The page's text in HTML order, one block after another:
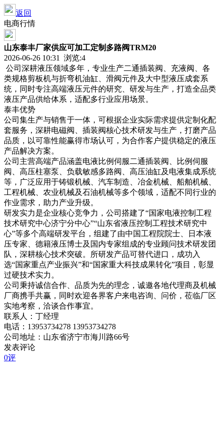
返回
电商行情
山东泰丰厂家供应可加工定制多路阀TRM20
2026-06-26 10:31 浏览:4
公司深耕液压领域多年，专业生产二通插装阀、充液阀、各
类规格剪板机与折弯机油缸、滑阀元件及大中型液压成套系
统，同时专注高端液压元件的研究、研发与生产，打造全品类
液压产品供给体系，适配多行业应用场景。
泰丰优势
公司集生产与销售于一体，可根据企业实际需求提供定制化配
套服务，深耕电磁阀、插装阀核心技术研发与生产，打磨产品
品质，以可靠性能赢得市场认可，为合作客户提供稳定的液压
产品解决方案。
公司主营高端产品涵盖电液比例伺服二通插装阀、比例伺服
阀、高压柱塞泵、负载敏感多路阀、高压油缸及电液集成系统
等，广泛应用于铸锻机械、汽车制造、冶金机械、船舶机械、
工程机械、农业机械及石油机械等多个领域，适配不同行业的
作业需求，助力产业升级。
研发实力是企业核心竞争力，公司搭建了“国家电液控制工程
技术研究中心济宁分中心”“山东省液压控制工程技术研究中
心”等多个高端研发平台，组建了由中国工程院院士、日本液
压专家、德籍液压博士及国内专家组成的专业顾问技术研发团
队，深耕核心技术突破。所研发产品可替代进口，成功入
选“国家重点产业振兴”和“国家重大科技成果转化”项目，彰显
过硬技术实力。
公司秉持诚信合作、品质为先的理念，诚邀各地代理商及机械
厂商携手共赢，同时欢迎各界客户来电咨询、问价，莅临厂区
实地考察，洽谈合作事宜。
联系人：丁经理
电话：13953734278 13953734278
公司地址：山东省济宁市海川路66号
发表评论
0评